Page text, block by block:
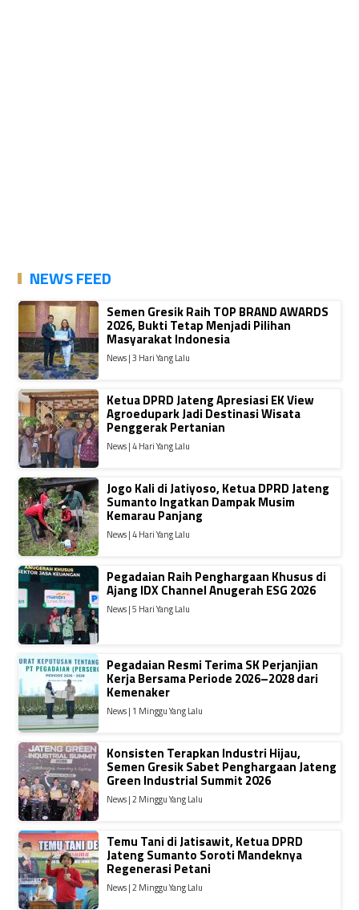
NEWS FEED
Semen Gresik Raih TOP BRAND AWARDS
2026, Bukti Tetap Menjadi Pilihan
Masyarakat Indonesia
News | 3 Hari Yang Lalu
Ketua DPRD Jateng Apresiasi EK View
Agroedupark Jadi Destinasi Wisata
Penggerak Pertanian
News | 4 Hari Yang Lalu
Jogo Kali di Jatiyoso, Ketua DPRD Jateng
Sumanto Ingatkan Dampak Musim
Kemarau Panjang
News | 4 Hari Yang Lalu
Pegadaian Raih Penghargaan Khusus di
Ajang IDX Channel Anugerah ESG 2026
News | 5 Hari Yang Lalu
Pegadaian Resmi Terima SK Perjanjian
Kerja Bersama Periode 2026–2028 dari
Kemenaker
News | 1 Minggu Yang Lalu
Konsisten Terapkan Industri Hijau,
Semen Gresik Sabet Penghargaan Jateng
Green Industrial Summit 2026
News | 2 Minggu Yang Lalu
Temu Tani di Jatisawit, Ketua DPRD
Jateng Sumanto Soroti Mandeknya
Regenerasi Petani
News | 2 Minggu Yang Lalu